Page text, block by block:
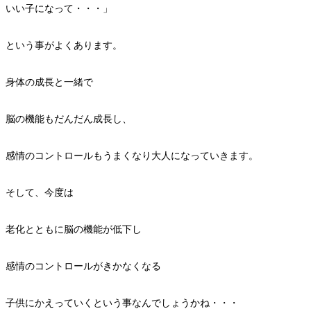
いい子になって・・・」
という事がよくあります。
身体の成長と一緒で
脳の機能もだんだん成長し、
感情のコントロールもうまくなり大人になっていきます。
そして、今度は
老化とともに脳の機能が低下し
感情のコントロールがきかなくなる
子供にかえっていくという事なんでしょうかね・・・